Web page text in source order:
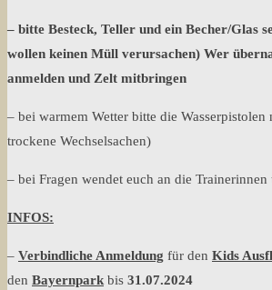
– bitte Besteck, Teller und ein Becher/Glas
wollen keinen Müll verursachen) Wer
anmelden und Zelt mitbringen
– bei warmem Wetter bitte die Wasserpistolen
trockene Wechselsachen)
– bei Fragen wendet euch an die Trainerinnen
INFOS:
– Verbindliche Anmeldung für den Kids
den Bayernpark bis 31.07.2024